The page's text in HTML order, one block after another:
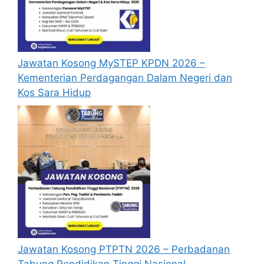
disediakan dibawah. Untuk pemohon kali
pertama, anda perlu mendaftar akaun
baru terlebih dahulu.
Calon dikehendaki menghantar resume
yang lengkap (kelayakan akademik,
pengalaman kerja, gaji semasa dan gaji
yang dipohon, gambar berukuran
passport serta salinan sijil-sijil berkaitan)
Ke alamat yang diberi untuk membuat
permohonan.
Pemohon yang telah mendaftar dan
memohon jawatan yang disenaraikan
tidak perlu lagi memohon semula
sekiranya tempoh permohonan masih
sah.
Sebelum membuat permohonan sila
pastikan anda login/register dan mengisi
segala maklumat yang diminta dengan
Jawatan Kosong MySTEP KPDN 2026 –
Kementerian Perdagangan Dalam Negeri dan
Kos Sara Hidup
Jawatan Kosong PTPTN 2026 – Perbadanan